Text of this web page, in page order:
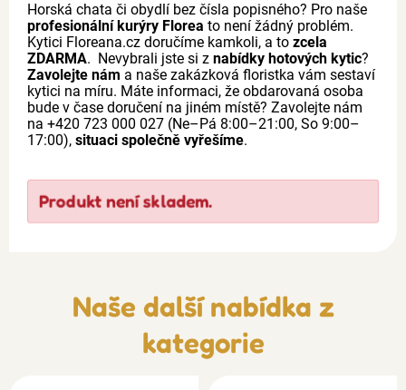
Horská chata či obydlí bez čísla popisného? Pro naše
profesionální kurýry Florea to není žádný problém.
Kytici Floreana.cz doručíme kamkoli, a to zcela
ZDARMA. Nevybrali jste si z nabídky hotových kytic?
Zavolejte nám a naše zakázková floristka vám sestaví
kytici na míru. Máte informaci, že obdarovaná osoba
bude v čase doručení na jiném místě? Zavolejte nám
na +420 723 000 027 (Ne–Pá 8:00–21:00, So 9:00–
17:00), situaci společně vyřešíme.
Produkt není skladem.
Naše další nabídka z
kategorie